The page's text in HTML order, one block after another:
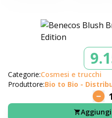
Categorie:Cosmesi e trucchi
Produttore:Bio to Bio -
1